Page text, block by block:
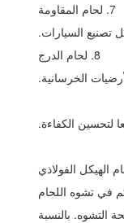
7. لحام المقاومة
تصنيع السيارات.
8. لحام الدرج
الخرسانية.
لتحسين الكفاءة.
الهيكل الفولاذي
في تشوه اللحام
التشوه. بالنسبة